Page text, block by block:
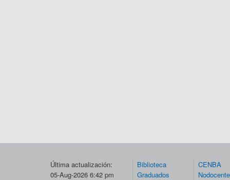
Última actualización:
05-Aug-2026 6:42 pm
Biblioteca
Graduados
CENBA